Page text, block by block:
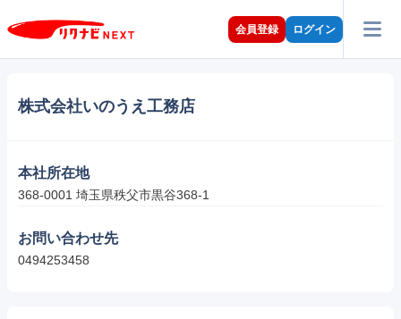
会員登録 ログイン
株式会社いのうえ工務店
本社所在地
368-0001 埼玉県秩父市黒谷368-1
お問い合わせ先
0494253458